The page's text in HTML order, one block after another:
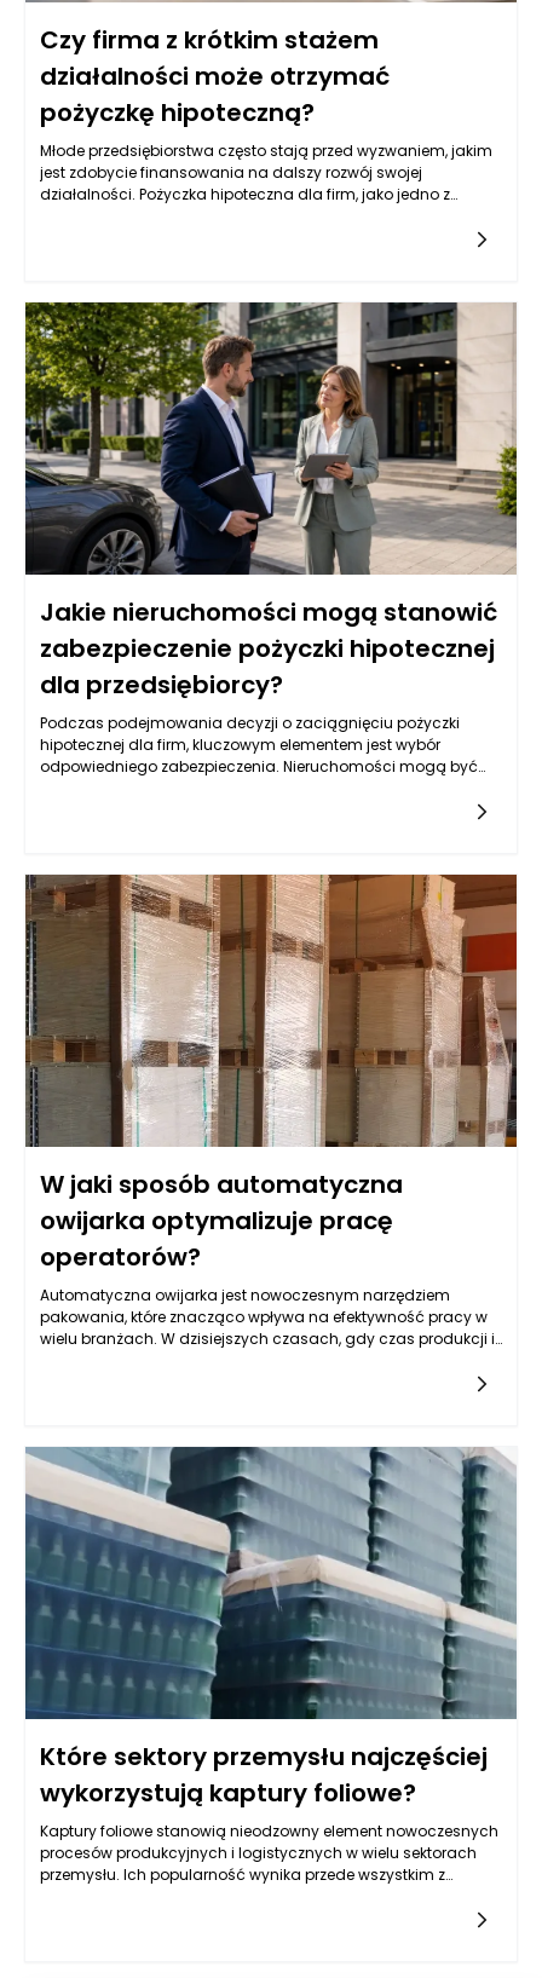
Czy firma z krótkim stażem
działalności może otrzymać
pożyczkę hipoteczną?
Młode przedsiębiorstwa często stają przed wyzwaniem, jakim
jest zdobycie finansowania na dalszy rozwój swojej
działalności. Pożyczka hipoteczna dla firm, jako jedno z
powinni zatem zrozumieć, jakie czynniki wpływają na decyzję
banków i instytucji pożyczkowych w kontekście udzielania
pożyczek hipotecznych.
Jakie nieruchomości mogą stanowić
zabezpieczenie pożyczki hipotecznej
dla przedsiębiorcy?
Podczas podejmowania decyzji o zaciągnięciu pożyczki
hipotecznej dla firm, kluczowym elementem jest wybór
odpowiedniego zabezpieczenia. Nieruchomości mogą być
wykorzystywania w kontekście uzyskiwania pożyczek.
Kluczowym czynnikiem jest ich wartość rynkowa,
przyszłościowe możliwości zysku oraz rodzaj biznesu, który
przedsiębiorca prowadzi.
W jaki sposób automatyczna
owijarka optymalizuje pracę
operatorów?
Automatyczna owijarka jest nowoczesnym narzędziem
pakowania, które znacząco wpływa na efektywność pracy w
wielu branżach. W dzisiejszych czasach, gdy czas produkcji i
nieocenionym wsparciem dla operatorów. Dzięki nim proces
zredukować czas pakowania produktów oraz minimalizować
ryzyko błędów, które mogą wystąpić podczas manualnych
operacji. To przekłada się na zwiększenie konkurencyjności
firmy i pozwala skupić się na bardziej skomplikowanych
zadaniach.
Które sektory przemysłu najczęściej
wykorzystują kaptury foliowe?
Kaptury foliowe stanowią nieodzowny element nowoczesnych
procesów produkcyjnych i logistycznych w wielu sektorach
przemysłu. Ich popularność wynika przede wszystkim z